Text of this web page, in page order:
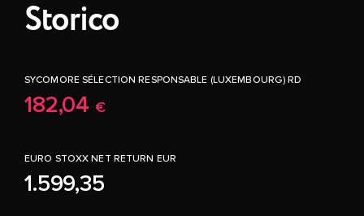
Storico
SYCOMORE SÉLECTION RESPONSABLE (LUXEMBOURG) RD
182,04 €
EURO STOXX NET RETURN EUR
1.599,35